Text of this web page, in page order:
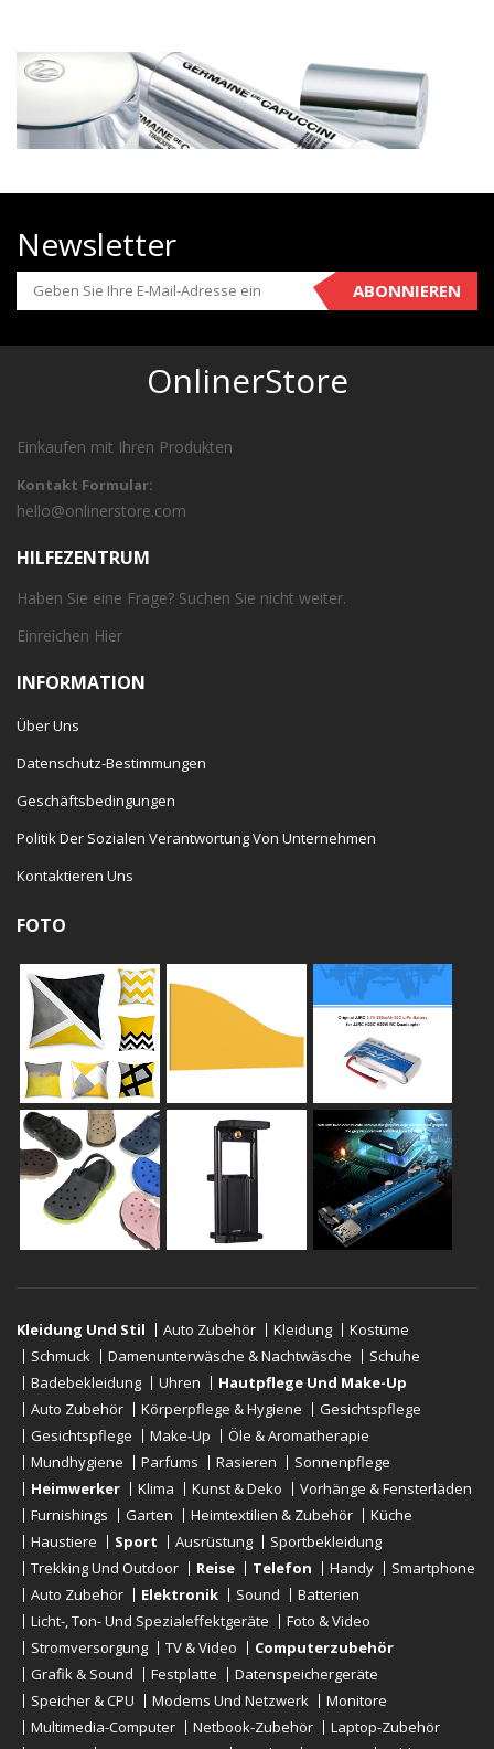
Newsletter
ABONNIEREN
OnlinerStore
Einkaufen mit Ihren Produkten
Kontakt Formular:
hello@onlinerstore.com
HILFEZENTRUM
Haben Sie eine Frage? Suchen Sie nicht weiter.
Einreichen Hier
INFORMATION
Über Uns
Datenschutz-Bestimmungen
Geschäftsbedingungen
Politik Der Sozialen Verantwortung Von Unternehmen
Kontaktieren Uns
FOTO
Kleidung Und Stil Auto Zubehör Kleidung
Kostüme
Schmuck
Damenunterwäsche & Nachtwäsche
Schuhe
Badebekleidung
Uhren
Hautpflege Und Make-Up
Auto Zubehör
Körperpflege & Hygiene
Gesichtspflege
Gesichtspflege
Make-Up
Öle & Aromatherapie
Mundhygiene
Parfums Rasieren
Sonnenpflege
Heimwerker
Klima Kunst & Deko
Vorhänge & Fensterläden
Furnishings
Garten Heimtextilien & Zubehör
Küche
Haustiere
Sport Ausrüstung
Sportbekleidung
Trekking Und Outdoor
Reise Telefon Handy
Smartphone
Auto Zubehör
Elektronik Sound
Batterien
Licht-, Ton- Und Spezialeffektgeräte
Foto & Video
Stromversorgung
TV & Video
Computerzubehör
Grafik & Sound
Festplatte
Datenspeichergeräte
Speicher & CPU
Modems Und Netzwerk
Monitore
Multimedia-Computer
Netbook-Zubehör
Laptop-Zubehör